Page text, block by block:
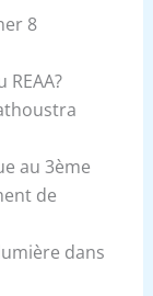
8
REAA?
au 3ème
de
dans